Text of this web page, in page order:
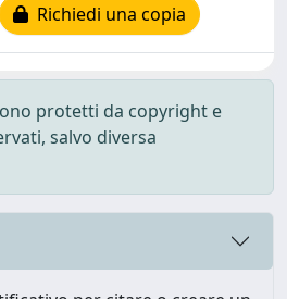
Richiedi una copia
protetti da copyright e
salvo diversa